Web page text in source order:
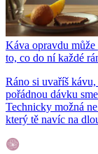
Káva opravdu
to, co do ní každé
Ráno si uvaříš
pořádnou dávku
Technicky možná
který tě navíc na